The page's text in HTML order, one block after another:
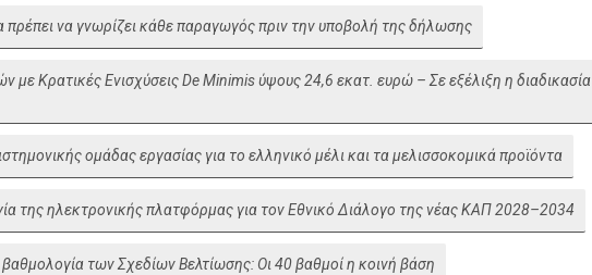
να γνωρίζει κάθε παραγωγός πριν την υποβολή της δήλωσης
με Κρατικές Ενισχύσεις De Minimis ύψους 24,6 εκατ. ευρώ – Σε εξέλιξη η διαδικασία
ομάδας εργασίας για το ελληνικό μέλι και τα μελισσοκομικά προϊόντα
της ηλεκτρονικής πλατφόρμας για τον Εθνικό Διάλογο της νέας ΚΑΠ 2028–2034
των Σχεδίων Βελτίωσης: Οι 40 βαθμοί η κοινή βάση